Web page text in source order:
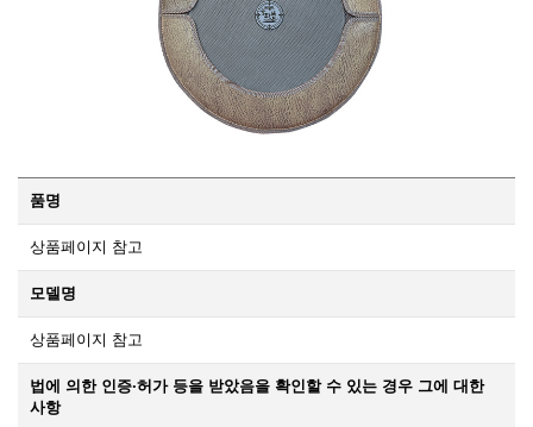
품명
상품페이지 참고
모델명
상품페이지 참고
법에 의한 인증·허가 등을 받았음을 확인할 수 있는 경우 그에 대한
사항